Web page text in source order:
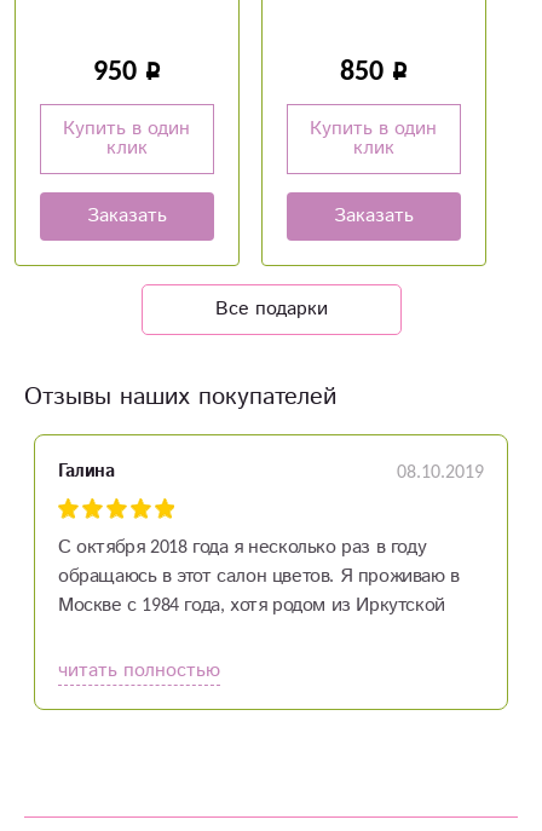
850
Купить в один
клик
Заказать
50
Купить в один
клик
Заказать
Все подарки
Отзывы наших покупателей
Галина 08.10.2019
С октября 2018 года я несколько раз в году
обращаюсь в этот салон цветов. Я проживаю в
Москве с 1984 года, хотя родом из Иркутской
делаю по телефону дистанционно. И когда
заказывала цветы в первый раз, то переживала
читать полностью